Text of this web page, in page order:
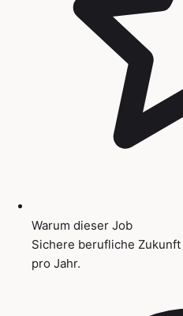
Warum dieser Job
Sichere berufliche
pro Jahr.